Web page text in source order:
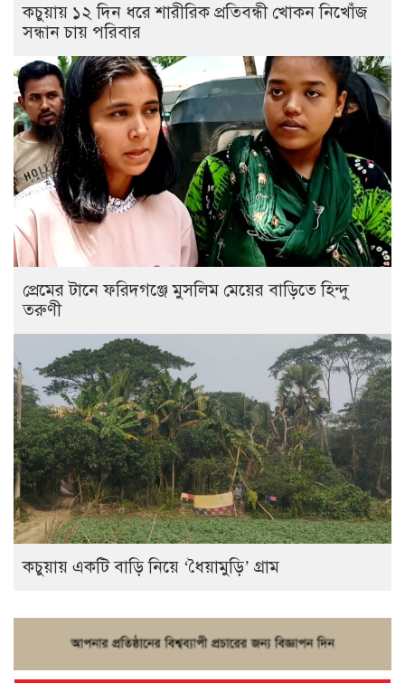
কচুয়ায় ১২ দিন ধরে শারীরিক প্রতিবন্ধী খোকন নিখোঁজ
সন্ধান চায় পরিবার
প্রেমের টানে ফরিদগঞ্জে মুসলিম মেয়ের বাড়িতে হিন্দু
তরুণী
কচুয়ায় একটি বাড়ি নিয়ে ‘ধৈয়ামুড়ি’ গ্রাম